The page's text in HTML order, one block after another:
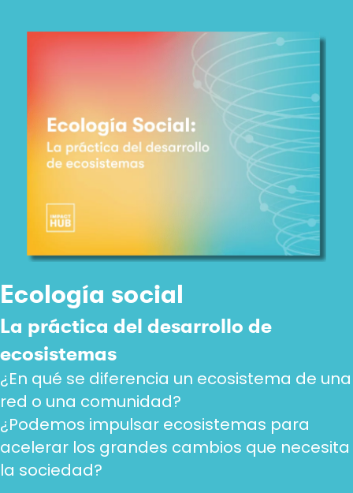
Ecología social
La práctica del desarrollo de
ecosistemas
¿En qué se diferencia un ecosistema de una
red o una comunidad?
¿Podemos impulsar ecosistemas para
acelerar los grandes cambios que necesita
la sociedad?